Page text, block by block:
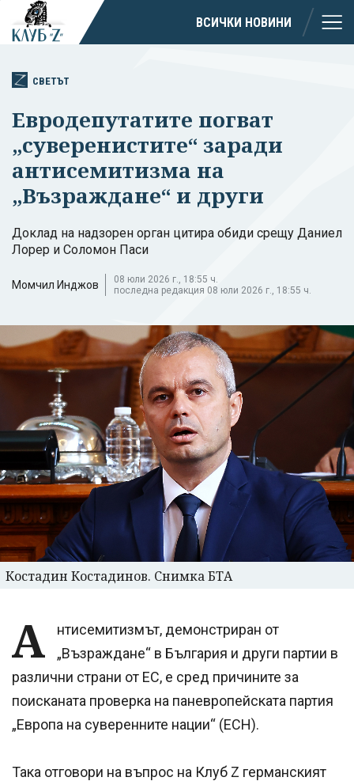
ВСИЧКИ НОВИНИ
СВЕТЪТ
Евродепутатите погват
„суверенистите“ заради
антисемитизма на
„Възраждане“ и други
Доклад на надзорен орган цитира обиди срещу Даниел
Лорер и Соломон Паси
Момчил Инджов
08 юли 2026 г., 18:55 ч.
последна редакция 08 юли 2026 г., 18:55 ч.
Костадин Костадинов. Снимка БТА
А
нтисемитизмът, демонстриран от
„Възраждане“ в България и други партии в
различни страни от ЕС, е сред причините за
поисканата проверка на паневропейската партия
„Европа на суверенните нации“ (ЕСН).
Така отговори на въпрос на Клуб Z германският